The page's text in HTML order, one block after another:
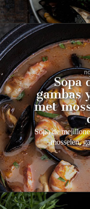
Sopa
gambas
met
Sopa de
mosselen,